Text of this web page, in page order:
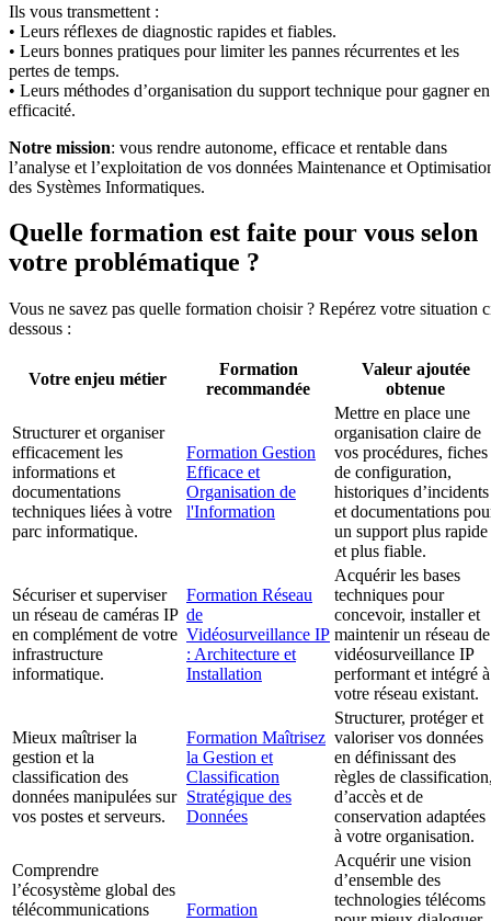
Ils vous transmettent :
• Leurs réflexes de diagnostic rapides et fiables.
• Leurs bonnes pratiques pour limiter les pannes récurrentes et les
pertes de temps.
• Leurs méthodes d’organisation du support technique pour gagner en
efficacité.
Notre mission: vous rendre autonome, efficace et rentable dans
l’analyse et l’exploitation de vos données Maintenance et
des Systèmes Informatiques.
Quelle formation est faite pour vous selon
votre problématique ?
Vous ne savez pas quelle formation choisir ? Repérez votre situation
dessous :
Votre enjeu métier
Formation
recommandée
Valeur ajoutée
obtenue
Structurer et organiser
efficacement les
informations et
documentations
techniques liées à votre
parc informatique.
Formation Gestion
Efficace et
Organisation de
l'Information
Mettre en place une
organisation claire de
vos procédures, fiches
de configuration,
historiques d’incidents
et documentations
un support plus rapide
et plus fiable.
Sécuriser et superviser
un réseau de caméras IP
en complément de votre
infrastructure
informatique.
Formation Réseau
de
Vidéosurveillance IP
: Architecture et
Installation
Acquérir les bases
techniques pour
concevoir, installer et
maintenir un réseau de
vidéosurveillance IP
performant et intégré à
votre réseau existant.
Mieux maîtriser la
gestion et la
classification des
données manipulées sur
vos postes et serveurs.
Formation Maîtrisez
la Gestion et
Classification
Stratégique des
Données
Structurer, protéger et
valoriser vos données
en définissant des
règles de
d’accès et de
conservation adaptées
à votre organisation.
Comprendre
l’écosystème global des
télécommunications
Formation
Acquérir une vision
d’ensemble des
technologies télécoms